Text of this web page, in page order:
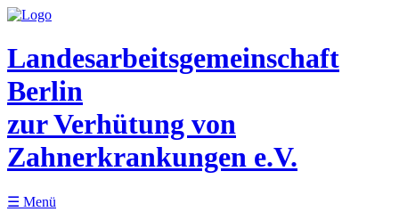
Landesarbeitsgemeinschaft
Berlin
zur Verhütung von
Zahnerkrankungen e.V.
☰ Menü